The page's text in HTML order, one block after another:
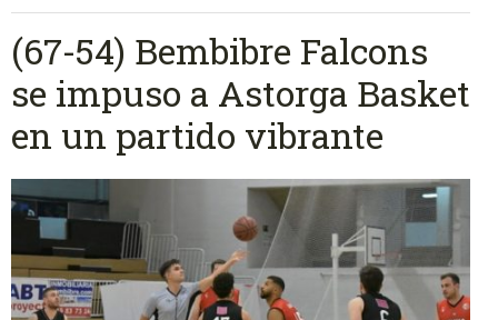
(67-54) Bembibre Falcons
se impuso a Astorga Basket
en un partido vibrante